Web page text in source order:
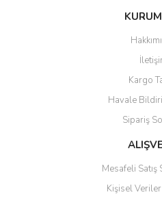
Bu ürüne ilk
Yorum
Ürün resmi kalitesiz, bozuk
Ürün açıklamasında eksik
Ürün bilgilerinde hatalar
Ürün fiyatı diğer sitelerden daha
Bu ürüne benzer farklı
Kargo
Havale
Sipariş
Mesafeli Satış
Kişisel